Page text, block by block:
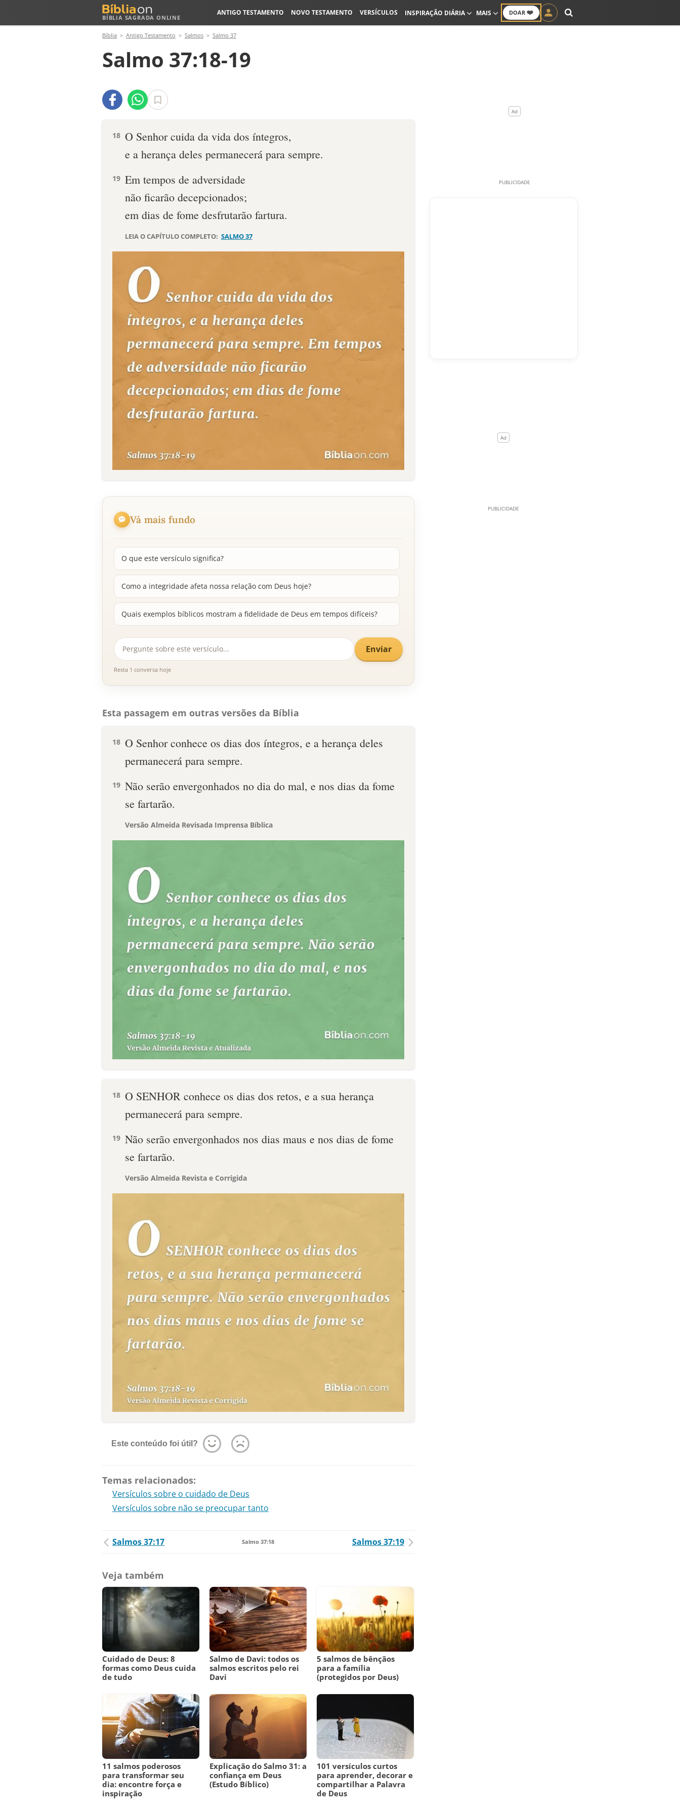
BÍBLIA SAGRADA ONLINE
DOAR ❤️
ANTIGO TESTAMENTO NOVO TESTAMENTO VERSÍCULOS INSPIRAÇÃO DIÁRIA MAIS
Bíblia Antigo Testamento Salmos Salmo 37
Salmo 37:18-19
18 O Senhor cuida da vida dos íntegros,
e a herança deles permanecerá para sempre.
19 Em tempos de adversidade
não ficarão decepcionados;
em dias de fome desfrutarão fartura.
LEIA O CAPÍTULO COMPLETO: SALMO 37
Vá mais fundo
O que este versículo significa?
Como a integridade afeta nossa relação com Deus hoje?
Quais exemplos bíblicos mostram a fidelidade de Deus em tempos difíceis?
Enviar
Resta 1 conversa hoje
Esta passagem em outras versões da Bíblia
18 O Senhor conhece os dias dos íntegros, e a herança deles
permanecerá para sempre.
19 Não serão envergonhados no dia do mal, e nos dias da fome
se fartarão.
Versão Almeida Revisada Imprensa Bíblica
18 O SENHOR conhece os dias dos retos, e a sua herança
permanecerá para sempre.
19 Não serão envergonhados nos dias maus e nos dias de fome
se fartarão.
Versão Almeida Revista e Corrigida
Este conteúdo foi útil?
Temas relacionados:
Versículos sobre o cuidado de Deus
Versículos sobre não se preocupar tanto
Salmos 37:17 Salmo 37:18 Salmos 37:19
Veja também
Cuidado de Deus: 8
formas como Deus cuida
de tudo
Salmo de Davi: todos os
salmos escritos pelo rei
Davi
5 salmos de bênçãos
para a família
(protegidos por Deus)
11 salmos poderosos
para transformar seu
dia: encontre força e
inspiração
Explicação do Salmo 31: a
confiança em Deus
(Estudo Bíblico)
101 versículos curtos
para aprender, decorar e
compartilhar a Palavra
de Deus